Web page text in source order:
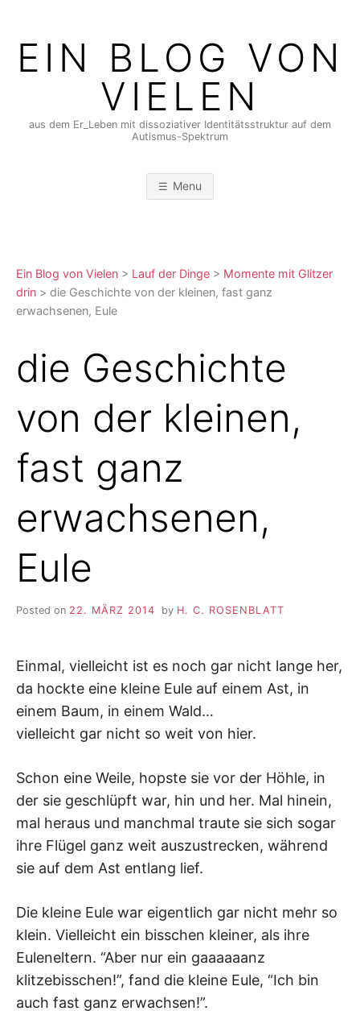
contentEIN BLOG VON
VIELEN
aus dem Er_Leben mit dissoziativer Identitätsstruktur auf dem
Autismus-Spektrum
Menu
Ein Blog von Vielen > Lauf der Dinge > Momente mit Glitzer
drin > die Geschichte von der kleinen, fast ganz
erwachsenen, Eule
die Geschichte
von der kleinen,
fast ganz
erwachsenen,
Eule
Posted on 22. MÄRZ 2014 by H. C. ROSENBLATT
Einmal, vielleicht ist es noch gar nicht lange her,
da hockte eine kleine Eule auf einem Ast, in
einem Baum, in einem Wald…
vielleicht gar nicht so weit von hier.
Schon eine Weile, hopste sie vor der Höhle, in
der sie geschlüpft war, hin und her. Mal hinein,
mal heraus und manchmal traute sie sich sogar
ihre Flügel ganz weit auszustrecken, während
sie auf dem Ast entlang lief.
Die kleine Eule war eigentlich gar nicht mehr so
klein. Vielleicht ein bisschen kleiner, als ihre
Euleneltern. “Aber nur ein gaaaaaanz
klitzebisschen!”, fand die kleine Eule, “Ich bin
auch fast ganz erwachsen!”.